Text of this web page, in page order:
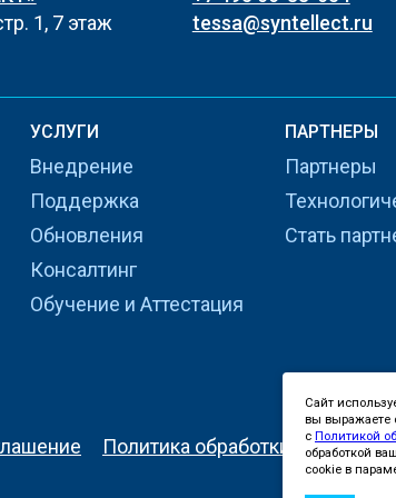
1, 7 этаж
tessa@syntellect.ru
УСЛУГИ
Внедрение
Поддержка
Обновления
Консалтинг
Обучение и Аттестация
ПАРТНЕРЫ
Партнеры
Стать
Политика обработки
Сайт
вы выражаете
с Политикой
обработкой
cookie в